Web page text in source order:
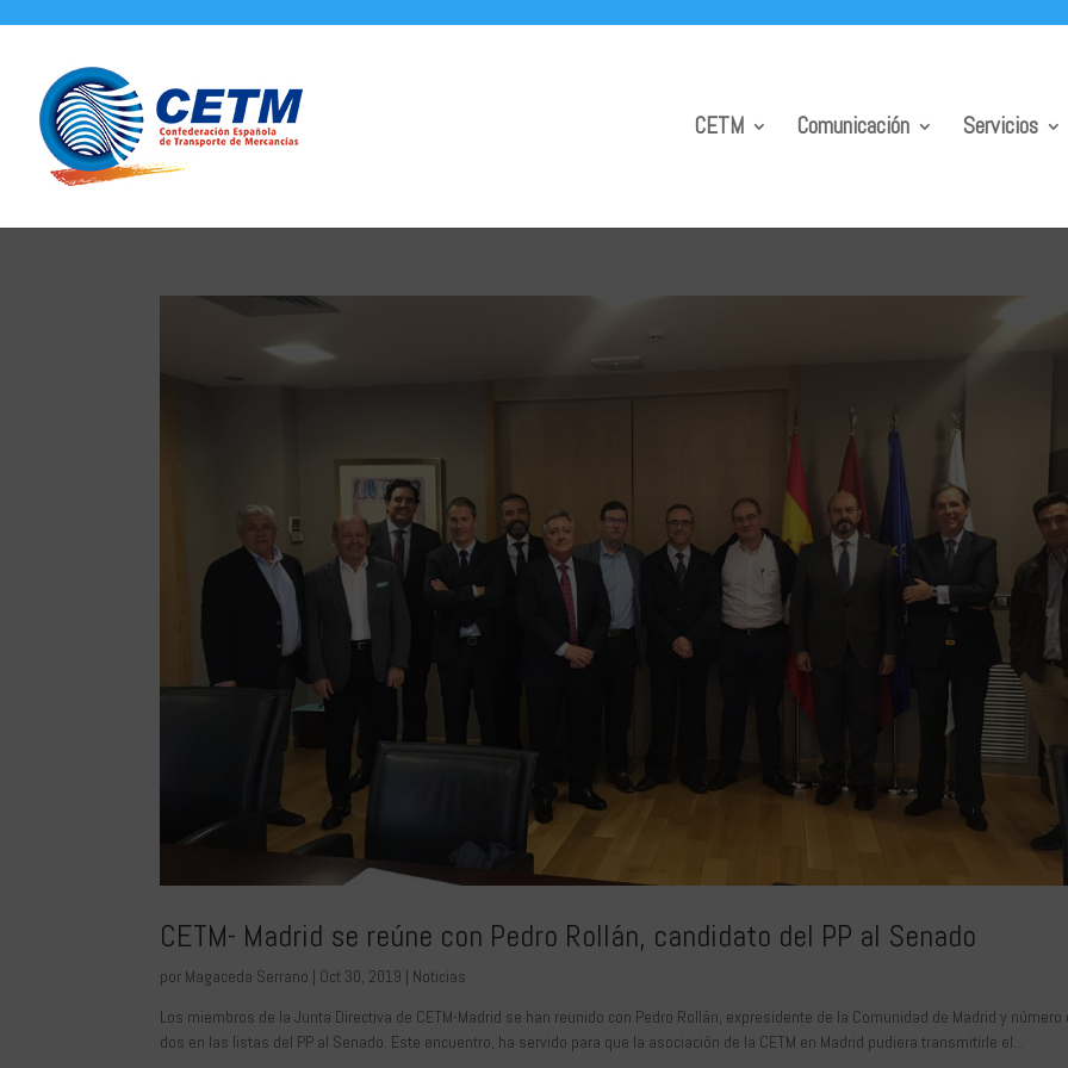
CETM Comunicación Servicios
CETM- Madrid se reúne con Pedro Rollán, candidato del PP al Senado
por Magaceda Serrano | Oct 30, 2019 | Noticias
Los miembros de la Junta Directiva de CETM-Madrid se han reunido con Pedro Rollán, expresidente de la Comunidad de Madrid y número
dos en las listas del PP al Senado. Este encuentro, ha servido para que la asociación de la CETM en Madrid pudiera transmitirle el...